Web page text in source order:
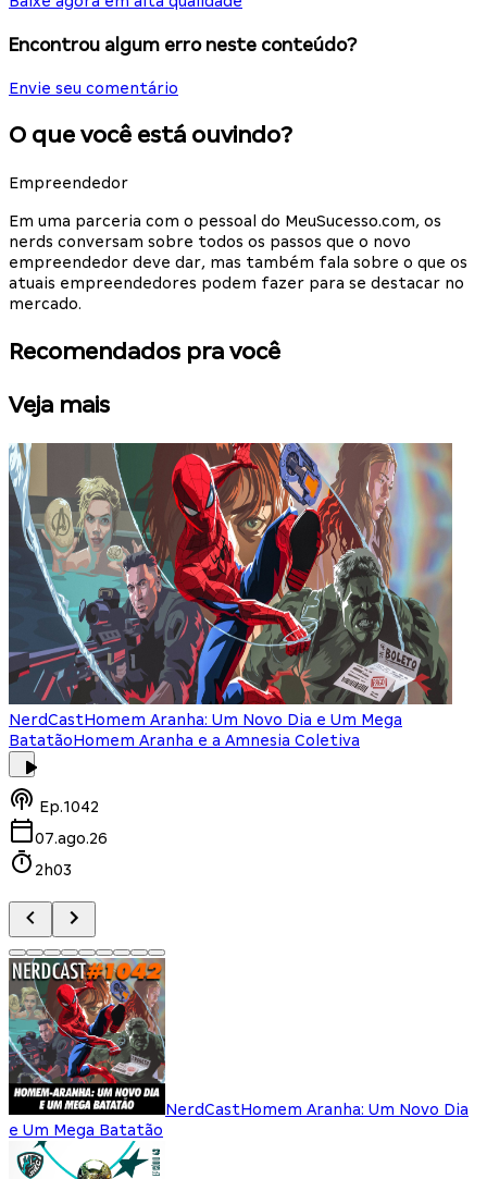
Encontrou algum erro neste conteúdo?
Envie seu comentário
O que você está ouvindo?
Empreendedor
Em uma parceria com o pessoal do MeuSucesso.com, os
nerds conversam sobre todos os passos que o novo
empreendedor deve dar, mas também fala sobre o que os
atuais empreendedores podem fazer para se destacar no
mercado.
Recomendados pra você
Veja mais
NerdCastHomem Aranha: Um Novo Dia e Um Mega
BatatãoHomem Aranha e a Amnesia Coletiva
Ep.1042
07.ago.26
2h03
NerdCastHomem Aranha: Um Novo Dia
e Um Mega Batatão